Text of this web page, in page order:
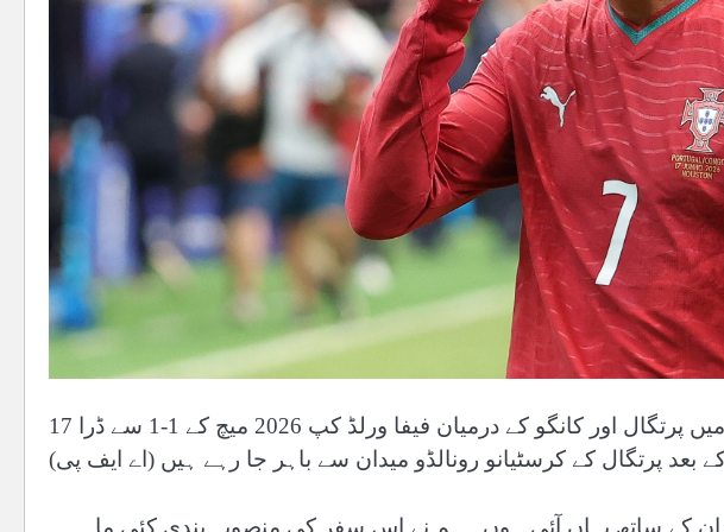
17 جون 2026 کو امریکی شہر یوسٹن میں پرتگال اور کانگو کے درمیان فیفا ورلڈ کپ 2026 میچ کے 1-1 سے ڈرا
بعد پرتگال کے کرسٹیانو رونالڈو میدان سے باہر جا رہے ہیں (اے ایف پی)
کے ساتھ یہاں آئی ہوں۔ ہم نے اس سفر کی منصوبہ بندی کئی ماہ